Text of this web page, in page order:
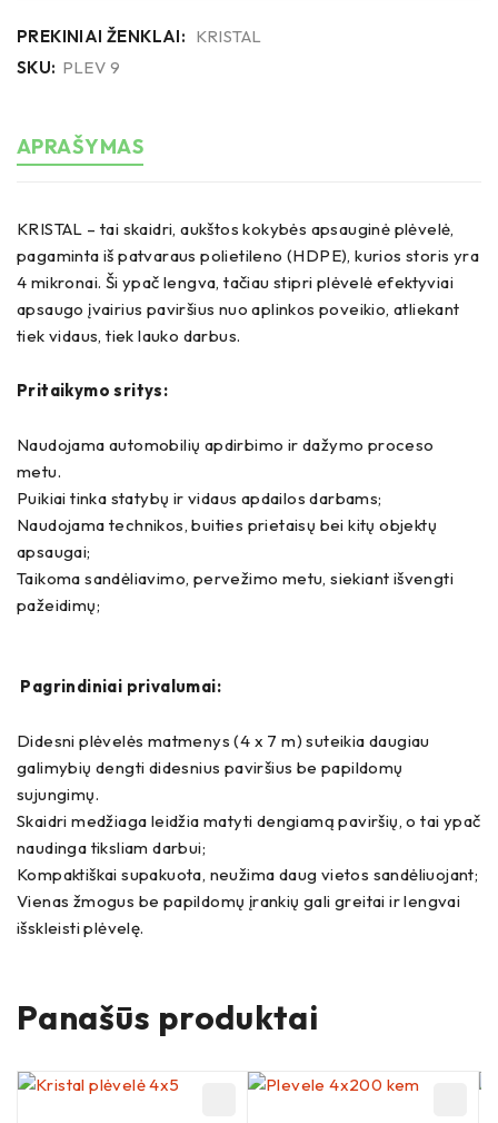
PREKINIAI ŽENKLAI: KRISTAL
SKU: PLEV 9
APRAŠYMAS
KRISTAL – tai skaidri, aukštos kokybės apsauginė plėvelė,
pagaminta iš patvaraus polietileno (HDPE), kurios storis yra
4 mikronai. Ši ypač lengva, tačiau stipri plėvelė efektyviai
apsaugo įvairius paviršius nuo aplinkos poveikio, atliekant
tiek vidaus, tiek lauko darbus.
Pritaikymo sritys:
Naudojama automobilių apdirbimo ir dažymo proceso
metu.
Puikiai tinka statybų ir vidaus apdailos darbams;
Naudojama technikos, buities prietaisų bei kitų objektų
apsaugai;
Taikoma sandėliavimo, pervežimo metu, siekiant išvengti
pažeidimų;
Pagrindiniai privalumai:
Didesni plėvelės matmenys (4 x 7 m) suteikia daugiau
galimybių dengti didesnius paviršius be papildomų
sujungimų.
Skaidri medžiaga leidžia matyti dengiamą paviršių, o tai ypač
naudinga tiksliam darbui;
Kompaktiškai supakuota, neužima daug vietos sandėliuojant;
Vienas žmogus be papildomų įrankių gali greitai ir lengvai
išskleisti plėvelę.
Panašūs produktai